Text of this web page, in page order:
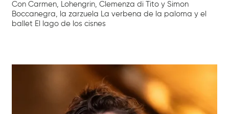
Con Carmen, Lohengrin, Clemenza di Tito y Simon
Boccanegra, la zarzuela La verbena de la paloma y el
ballet El lago de los cisnes